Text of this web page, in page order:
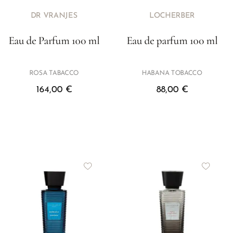
DR VRANJES
Eau de Parfum 100 ml
ROSA TABACCO
164,00 €
LOCHERBER
Eau de parfum 100 ml
HABANA TOBACCO
88,00 €